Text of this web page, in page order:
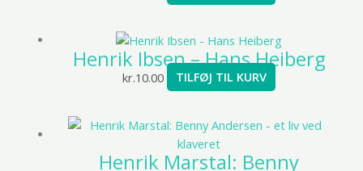
Henrik Ibsen – Hans Heiberg
kr.10.00 TILFØJ TIL KURV
Henrik Marstal: Benny